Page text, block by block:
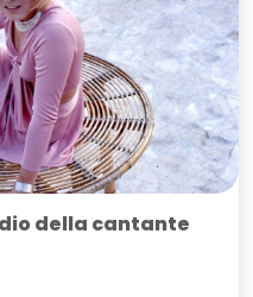
della cantante